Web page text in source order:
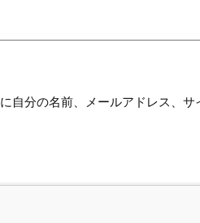
自分の名前、メールアドレス、サ